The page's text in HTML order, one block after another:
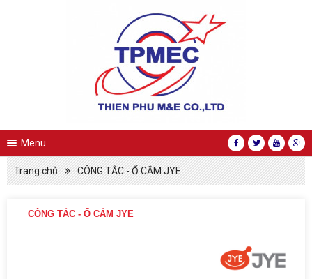
Menu
Trang chủ CÔNG TẮC - Ổ CẮM JYE
CÔNG TẮC - Ổ CẮM JYE